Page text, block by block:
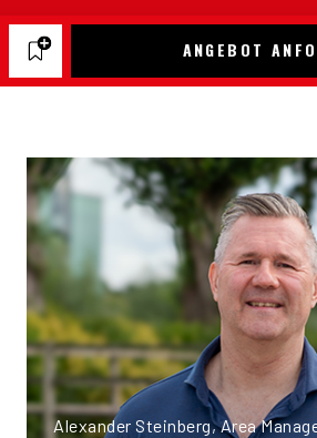
ANGEBOT
Alexander Steinberg, Area